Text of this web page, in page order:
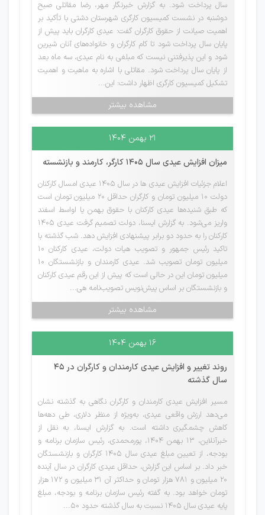
سال پرداخت شود. به گزارش خبرنگار مهر، رضا مقاتلی صبح
دوشنبه در نشست کمیسیون کارگری شهرستان دشتی با تأکید بر
اهمیت صیانت از حقوق کارگران گفت: عیدی کارگران باید پیش از
پایان سال پرداخت شود تا کام کارگران و خانواده‌های آنان شیرین
شود و این پذیرفتنی نیست که مبلغی به نام عیدی، سه ماه بعد
از پایان سال پرداخت شود. مقاتلی با اشاره به ماهیت و اهمیت
تشکیل کمیسیون کارگری اظهار داشت: این...
مشاهده بیشتر
۲۱ بهمن ۱۴۰۴
میزان افزایش عیدی سال 1405 کارگر، کارمند و بازنشسته
اعلام جزئیات افزایش عیدی ها در سال 1405 عیدی امسال کارکنان
دولت ۱۰ میلیون تومان و کارگران حداقل ۲۰ میلیون تومان است
که طبق شنیده‌ها عیدی کارکنان با حقوق بهمن یا اواسط اسفند
واریز می‌شود. به گزارش ایسنا، دولت تصمیم گرفت عیدی ۱۴۰۵
کارکنان را به حدود دو برابر پیشنهادی افزایش دهد. شب گذشته با
تاکید رئیس جمهور و تصویب هیات دولت، عیدی کارکنان ۱۰
میلیون تومان تصویب شد. عیدی کارمندان و بازنشستگان ۱۰
میلیون تومان این در حالی است که پیش از این رقم عیدی کارکنان
و بازنشستگان بر اساس پیش‌نویس تصویب‌نامه هی...
مشاهده بیشتر
۱۶ بهمن ۱۴۰۴
روند تغییر و افزایش عیدی کارمندان و کارگران در ۴۵
سال گذشته
مسیر افزایش عیدی کارمندان و کارگران نگاهی به گذشته نشان
می‌دهد ارزش واقعی عیدی، به‌ویژه از منظر دلاری، طی دهه‌ها
کاهش چشمگیری داشته است. به گزارش ایسنا، به نقل از
خبرآنلاین، ۱۳ بهمن ۱۴۰۴، پورمحمدی، رئیس سازمان برنامه و
بودجه، از تعیین مبلغ عیدی سال ۱۴۰۵ کارگران و بازنشستگان
خبر داد. بر اساس این گزارش، حداقل عیدی کارگران در سال آینده
۲۰ میلیون و ۷۸۱ هزار تومان و حداکثر آن ۳۱ میلیون و ۱۷۲ هزار
تومان خواهد بود. به گفته رئیس سازمان برنامه و بودجه، مبلغ
پایه عیدی سال ۱۴۰۵ نسبت به سال گذشته حدود ۵۰...